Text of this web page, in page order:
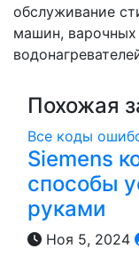
обслуживание
машин, варочных
Похожая
Все коды
Siemens
способы
руками
Ноя 5, 2024